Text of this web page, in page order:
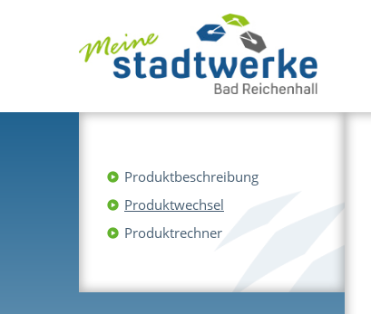
Produktbeschreibung
Produktwechsel
Produktrechner